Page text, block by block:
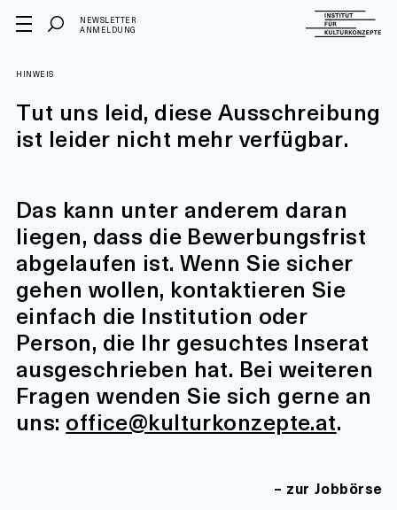
NEWSLETTER
ANMELDUNG
HINWEIS
Tut uns leid, diese Ausschreibung
ist leider nicht mehr verfügbar.
Das kann unter anderem daran
liegen, dass die Bewerbungsfrist
abgelaufen ist. Wenn Sie sicher
gehen wollen, kontaktieren Sie
einfach die Institution oder
Person, die Ihr gesuchtes Inserat
ausgeschrieben hat. Bei weiteren
Fragen wenden Sie sich gerne an
uns: office@kulturkonzepte.at.
zur Jobbörse